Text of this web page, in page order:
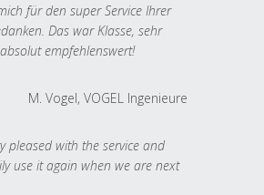
für den super Service Ihrer
Das war Klasse, sehr
empfehlenswert!
M. Vogel, VOGEL Ingenieure
pleased with the service and
use it again when we are next